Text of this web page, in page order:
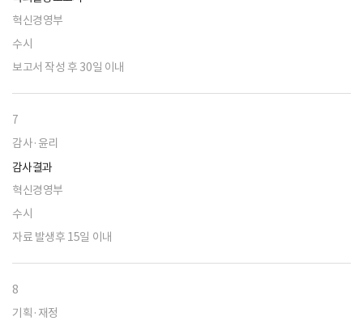
혁신경영부
수시
보고서 작성 후 30일 이내
7
감사·윤리
감사결과
혁신경영부
수시
자료 발생후 15일 이내
8
기획·재정